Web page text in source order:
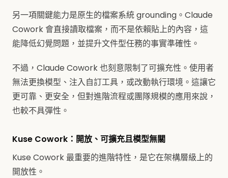
另一項關鍵能力是原生的檔案系統 grounding。Claude
Cowork 會直接讀取檔案，而不是依賴貼上的內容，這
能降低幻覺問題，並提升文件型任務的事實準確性。
不過，Claude Cowork 也刻意限制了可擴充性。使用者
無法更換模型、注入自訂工具，或改動執行環境。這讓它
更可靠、更安全，但對進階流程或團隊規模的應用來說，
也較不具彈性。
Kuse Cowork：開放、可擴充且模型無關
Kuse Cowork 最重要的進階特性，是它在架構層級上的
開放性。